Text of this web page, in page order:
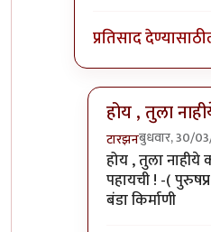
प्रतिसाद देण्यासाठी
होय , तुला
टारझनबुधवार, 30/
In reply to
होय , तुला नाहीये
पहायची ! -(
बंडा किर्माणी